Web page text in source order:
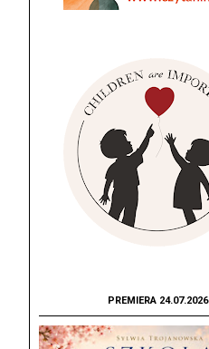
PREMIERA 24.07.2026